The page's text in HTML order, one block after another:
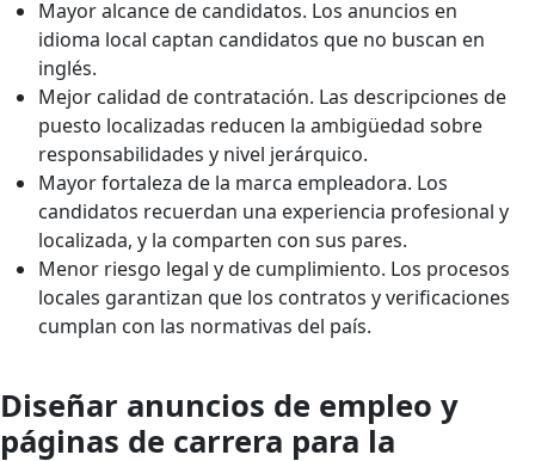
Mayor alcance de candidatos. Los anuncios en
idioma local captan candidatos que no buscan en
inglés.
Mejor calidad de contratación. Las descripciones de
puesto localizadas reducen la ambigüedad sobre
responsabilidades y nivel jerárquico.
Mayor fortaleza de la marca empleadora. Los
candidatos recuerdan una experiencia profesional y
localizada, y la comparten con sus pares.
Menor riesgo legal y de cumplimiento. Los procesos
locales garantizan que los contratos y verificaciones
cumplan con las normativas del país.
Diseñar anuncios de empleo y
páginas de carrera para la